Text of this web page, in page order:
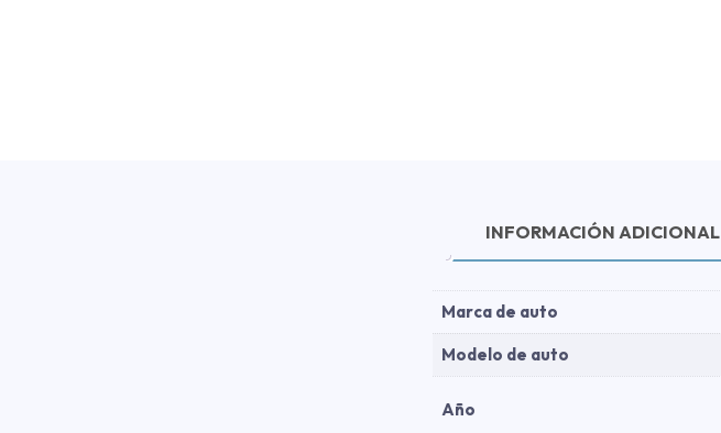
INFORMACIÓN ADICIONAL
Marca de auto
Modelo de auto
Año